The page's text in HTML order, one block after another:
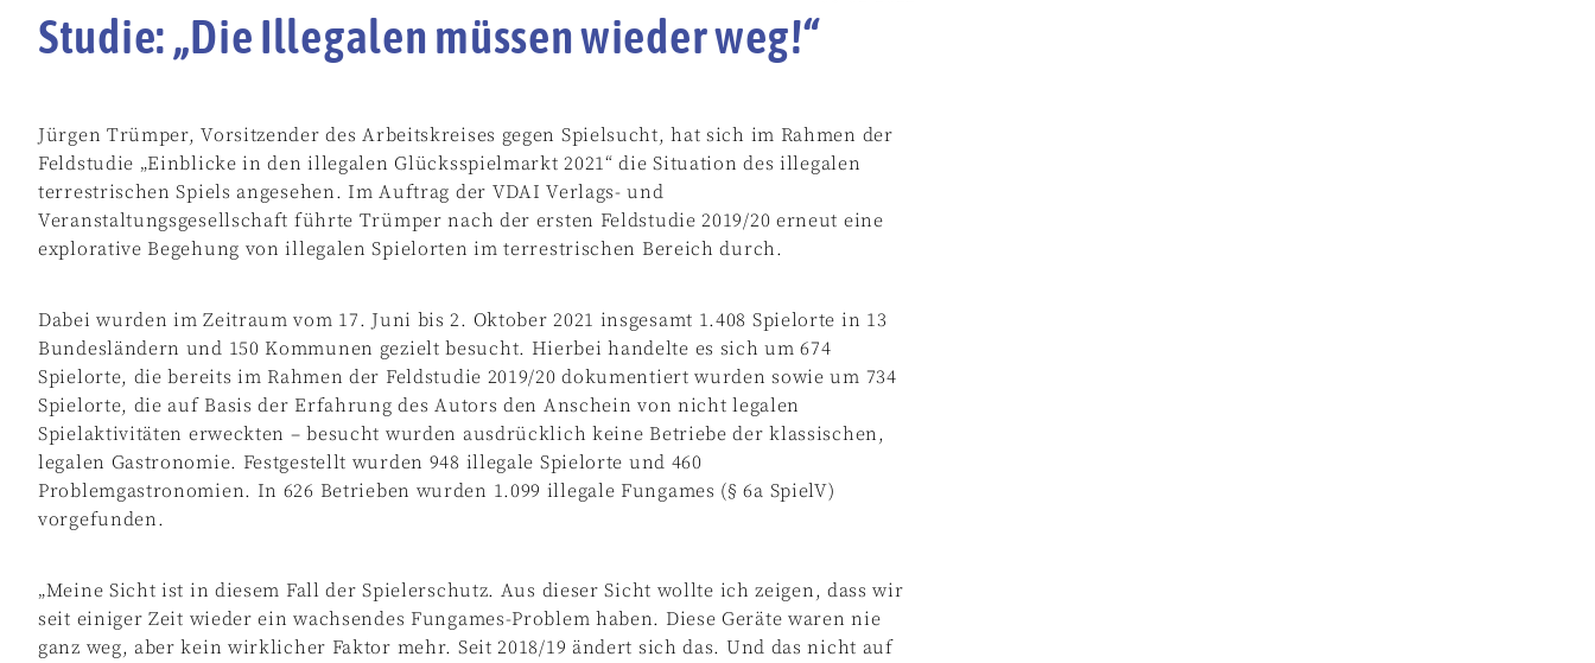
Studie: „Die Illegalen müssen wieder weg!“
Jürgen Trümper, Vorsitzender des Arbeitskreises gegen Spielsucht, hat sich im Rahmen der
Feldstudie „Einblicke in den illegalen Glücksspielmarkt 2021“ die Situation des illegalen
terrestrischen Spiels angesehen. Im Auftrag der VDAI Verlags- und
Veranstaltungsgesellschaft führte Trümper nach der ersten Feldstudie 2019/20 erneut eine
explorative Begehung von illegalen Spielorten im terrestrischen Bereich durch.
Dabei wurden im Zeitraum vom 17. Juni bis 2. Oktober 2021 insgesamt 1.408 Spielorte in 13
Bundesländern und 150 Kommunen gezielt besucht. Hierbei handelte es sich um 674
Spielorte, die bereits im Rahmen der Feldstudie 2019/20 dokumentiert wurden sowie um 734
Spielorte, die auf Basis der Erfahrung des Autors den Anschein von nicht legalen
Spielaktivitäten erweckten – besucht wurden ausdrücklich keine Betriebe der klassischen,
legalen Gastronomie. Festgestellt wurden 948 illegale Spielorte und 460
Problemgastronomien. In 626 Betrieben wurden 1.099 illegale Fungames (§ 6a SpielV)
vorgefunden.
„Meine Sicht ist in diesem Fall der Spielerschutz. Aus dieser Sicht wollte ich zeigen, dass wir
seit einiger Zeit wieder ein wachsendes Fungames-Problem haben. Diese Geräte waren nie
ganz weg, aber kein wirklicher Faktor mehr. Seit 2018/19 ändert sich das. Und das nicht auf